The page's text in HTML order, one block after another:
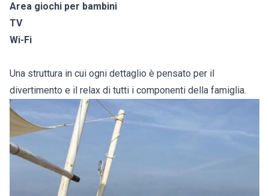
Area giochi per bambini
TV
Wi-Fi
Una struttura in cui ogni dettaglio è pensato per il
divertimento e il relax di tutti i componenti della famiglia.